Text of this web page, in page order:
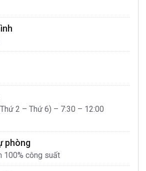
2 – Thứ 6) – 7:30 – 12:00
phòng
100% công suất